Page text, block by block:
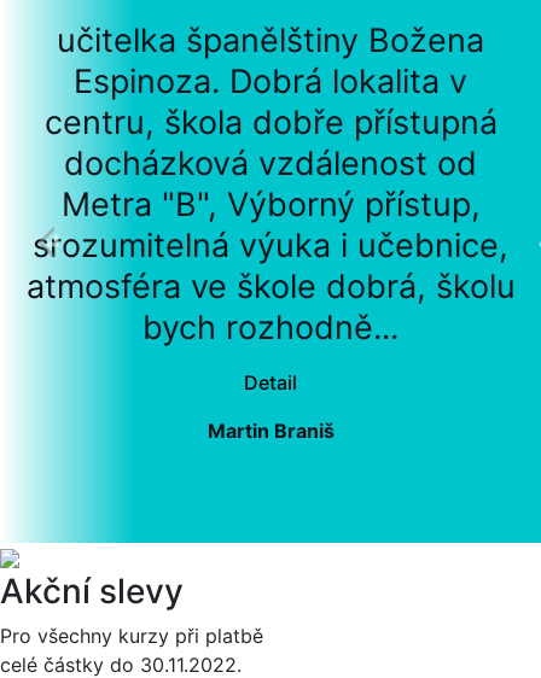
učitelka španělštiny Božena
Espinoza. Dobrá lokalita v
centru, škola dobře přístupná
docházková vzdálenost od
Metra "B", Výborný přístup,
srozumitelná výuka i učebnice,
atmosféra ve škole dobrá, školu
bych rozhodně...
Detail
Martin Braniš
Akční slevy
Pro všechny kurzy při platbě
celé částky do 30.11.2022.